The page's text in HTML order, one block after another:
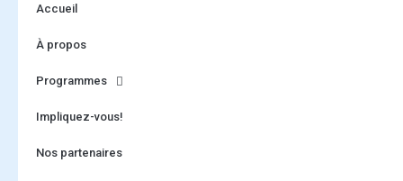
Accueil
À propos
Programmes
Impliquez-vous!
Nos partenaires